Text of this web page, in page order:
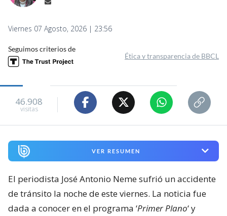
Viernes 07 Agosto, 2026 | 23:56
Seguimos criterios de
Ética y transparencia de BBCL
46.908
visitas
VER RESUMEN
El periodista José Antonio Neme sufrió un accidente
de tránsito la noche de este viernes. La noticia fue
dada a conocer en el programa ‘Primer Plano‘ y